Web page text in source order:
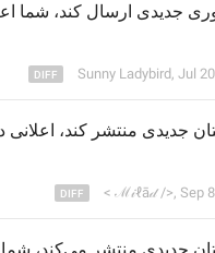
جدیدی ارسال کند، شما
Sunny Ladybird, Jul
جدیدی منتشر کند، اعلانی
< ℳ𝒾ℓā𝒹 />, Sep